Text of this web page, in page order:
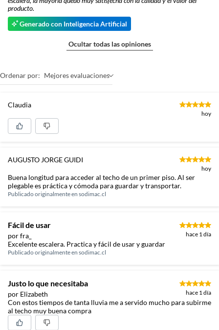
producto.
Generado con Inteligencia Artificial
Ocultar todas las opiniones
Ordenar por: Mejores evaluaciones
Claudia
hoy
AUGUSTO JORGE GUIDI
hoy
Buena longitud para acceder al techo de un primer piso. Al ser
plegable es práctica y cómoda para guardar y transportar.
Publicado originalmente en sodimac.cl
Fácil de usar
por fra_ hace 1 día
Excelente escalera. Practica y fácil de usar y guardar
Publicado originalmente en sodimac.cl
Justo lo que necesitaba
por Elizabeth hace 1 día
Con estos tiempos de tanta lluvia me a servido mucho para subirme
al techo muy buena compra